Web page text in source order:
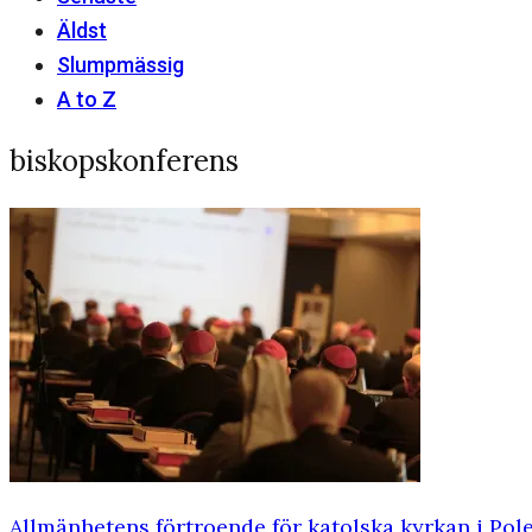
Äldst
Slumpmässig
A to Z
biskopskonferens